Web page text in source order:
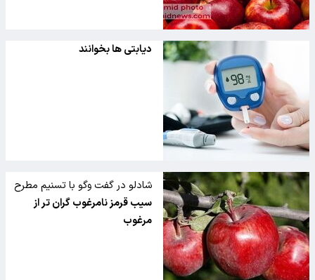
دیابتی ها بخوانند
شادلو در گفت وگو با تسنیم مطرح
کرد
سیب قرمز نامرغوب گران تر از
مرغوب